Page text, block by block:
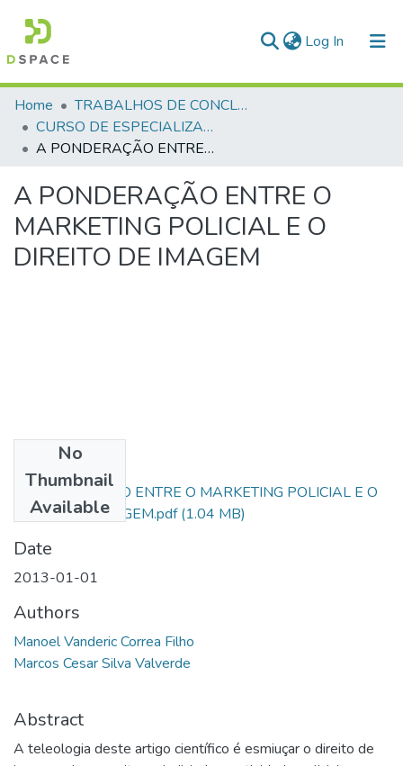
Log In (current)
Communities & Collections
All of DSpace
Home
TRABALHOS DE CONCLUSÃO DE CURSO - CEGESP (CURSO DE ESPECIALIZAÇÃO EM GERENCIAMENTO EM SEGURANÇA PÚBLICA)
CURSO DE ESPECIALIZAÇÃO EM GERENCIAMENTO EM SEGURANÇA PÚBLICA - CEGESP - 2013 - 2
A PONDERAÇÃO ENTRE O MARKETING POLICIAL E O DIREITO DE IMAGEM
A PONDERAÇÃO ENTRE O
MARKETING POLICIAL E O
DIREITO DE IMAGEM
No
Thumbnail
Available
A PONDERAÇÃO ENTRE O MARKETING POLICIAL E O
DIREITO DE IMAGEM.pdf(1.04 MB)
Date
2013-01-01
Authors
Manoel Vanderic Correa Filho
Marcos Cesar Silva Valverde
Abstract
A teleologia deste artigo científico é esmiuçar o direito de